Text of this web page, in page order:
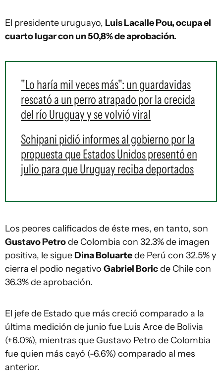
El presidente uruguayo, Luis Lacalle Pou, ocupa el
cuarto lugar con un 50,8% de aprobación.
"Lo haría mil veces más": un guardavidas
rescató a un perro atrapado por la crecida
del río Uruguay y se volvió viral
Schipani pidió informes al gobierno por la
propuesta que Estados Unidos presentó en
julio para que Uruguay reciba deportados
Los peores calificados de éste mes, en tanto, son
Gustavo Petrode Colombia con 32.3% de imagen
positiva, le sigue Dina Boluartede Perú con 32.5% y
cierra el podio negativo Gabriel Boricde Chile con
36.3% de aprobación.
El jefe de Estado que más creció comparado a la
última medición de junio fue Luis Arce de Bolivia
(+6.0%), mientras que Gustavo Petro de Colombia
fue quien más cayó (-6.6%) comparado al mes
anterior.